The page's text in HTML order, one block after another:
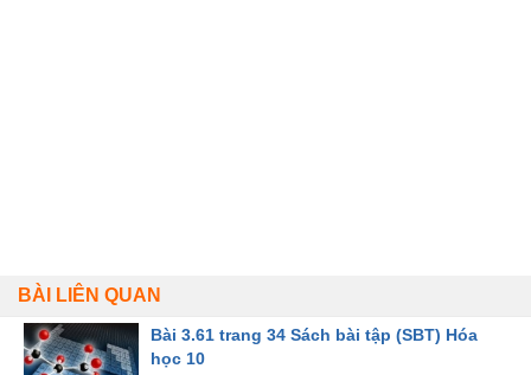
BÀI LIÊN QUAN
Bài 3.61 trang 34 Sách bài tập (SBT) Hóa
học 10